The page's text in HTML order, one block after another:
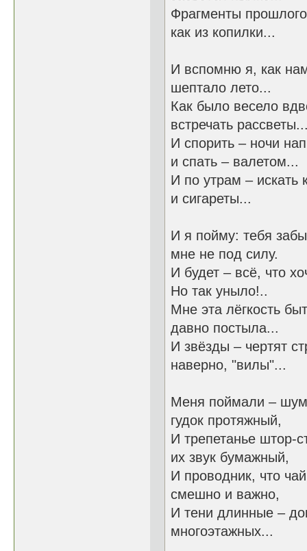
Фрагменты прошлого
как из копилки...
И вспомню я, как
шептало лето...
Как было весело
встречать
И спорить – ночи
и спать – валетом...
И по утрам – искать
и сигареты...
И я пойму: тебя
мне не под силу.
И будет – всё, что
Но так уныло!..
Мне эта лёгкость
давно постыла...
И звёзды – чертят
наверно, "вилы"...
Меня поймали –
гудок протяжный,
И трепетанье штор-
их звук бумажный,
И проводник, что
смешно и важно,
И тени длинные –
многоэтажных...